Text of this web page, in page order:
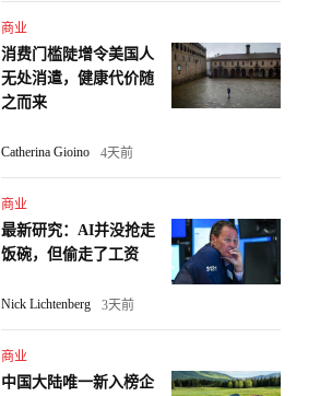
商业
消费门槛陡增令美国人
无处消遣，健康代价随
之而来
Catherina Gioino 4天前
商业
最新研究：AI并没抢走
饭碗，但偷走了工资
Nick Lichtenberg 3天前
商业
中国大陆唯一新入榜企